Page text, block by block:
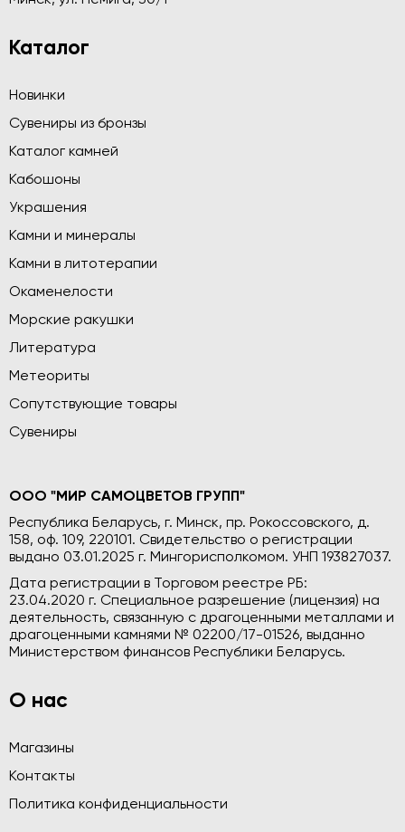
Каталог
Новинки
Сувениры из бронзы
Каталог камней
Кабошоны
Украшения
Камни и минералы
Камни в литотерапии
Окаменелости
Морские ракушки
Литература
Метеориты
Сопутствующие товары
Сувениры
ООО "МИР САМОЦВЕТОВ ГРУПП"
Республика Беларусь, г. Минск, пр. Рокоссовского, д.
158, оф. 109, 220101. Свидетельство о регистрации
выдано 03.01.2025 г. Мингорисполкомом. УНП 193827037.
Дата регистрации в Торговом реестре РБ:
23.04.2020 г. Специальное разрешение (лицензия) на
деятельность, связанную с драгоценными металлами и
драгоценными камнями № 02200/17-01526, выданно
Министерством финансов Республики Беларусь.
О нас
Магазины
Контакты
Политика конфиденциальности